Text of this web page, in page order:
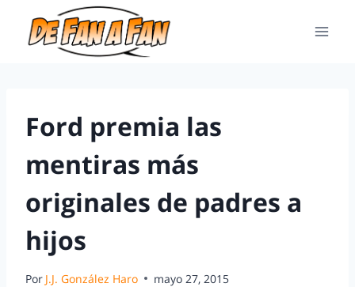
Ford premia las
mentiras más
originales de padres a
hijos
Por J.J. González Haro mayo 27, 2015